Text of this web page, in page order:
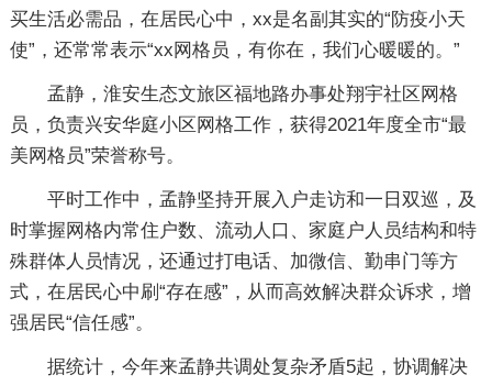
买生活必需品，在居民心中，xx是名副其实的“防疫小天
使”，还常常表示“xx网格员，有你在，我们心暖暖的。”
孟静，淮安生态文旅区福地路办事处翔宇社区网格
员，负责兴安华庭小区网格工作，获得2021年度全市“最
美网格员”荣誉称号。
平时工作中，孟静坚持开展入户走访和一日双巡，及
时掌握网格内常住户数、流动人口、家庭户人员结构和特
殊群体人员情况，还通过打电话、加微信、勤串门等方
式，在居民心中刷“存在感”，从而高效解决群众诉求，增
强居民“信任感”。
据统计，今年来孟静共调处复杂矛盾5起，协调解决